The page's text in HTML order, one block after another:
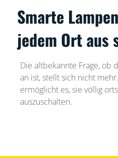
Smarte
jedem Ort aus
Die altbekannte Frage, ob
an ist, stellt sich nicht
ermöglicht es, sie völlig
auszuschalten.